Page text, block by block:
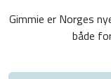
Gimmie er Norges
både